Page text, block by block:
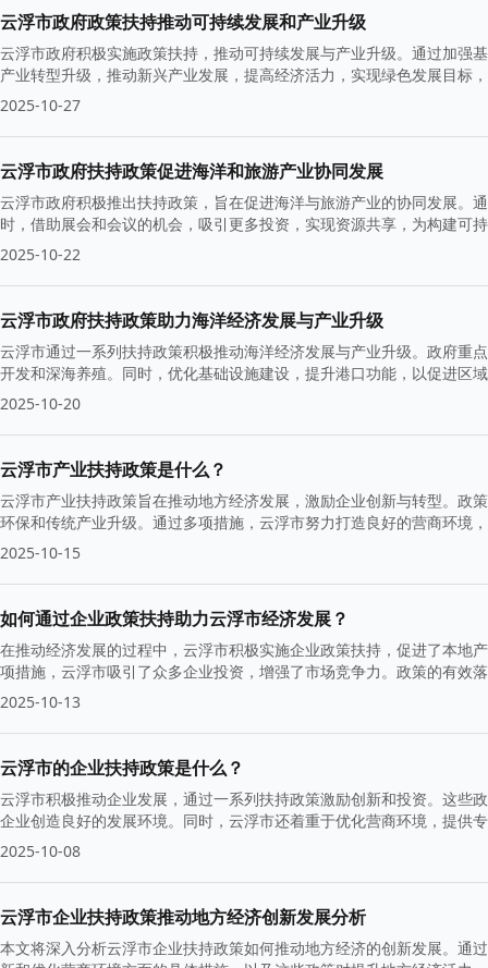
云浮市政府政策扶持推动可持续发展和产业升级
云浮市政府积极实施政策扶持，推动可持续发展与产业升级。通过加强
产业转型升级，推动新兴产业发展，提高经济活力，实现绿色发展目标
2025-10-27
云浮市政府扶持政策促进海洋和旅游产业协同发展
云浮市政府积极推出扶持政策，旨在促进海洋与旅游产业的协同发展。
时，借助展会和会议的机会，吸引更多投资，实现资源共享，为构建可
2025-10-22
云浮市政府扶持政策助力海洋经济发展与产业升级
云浮市通过一系列扶持政策积极推动海洋经济发展与产业升级。政府重
开发和深海养殖。同时，优化基础设施建设，提升港口功能，以促进区
2025-10-20
云浮市产业扶持政策是什么？
云浮市产业扶持政策旨在推动地方经济发展，激励企业创新与转型。政
环保和传统产业升级。通过多项措施，云浮市努力打造良好的营商环境
2025-10-15
如何通过企业政策扶持助力云浮市经济发展？
在推动经济发展的过程中，云浮市积极实施企业政策扶持，促进了本地
项措施，云浮市吸引了众多企业投资，增强了市场竞争力。政策的有效
福感。
2025-10-13
云浮市的企业扶持政策是什么？
云浮市积极推动企业发展，通过一系列扶持政策激励创新和投资。这些
企业创造良好的发展环境。同时，云浮市还着重于优化营商环境，提供
2025-10-08
云浮市企业扶持政策推动地方经济创新发展分析
本文将深入分析云浮市企业扶持政策如何推动地方经济的创新发展。通